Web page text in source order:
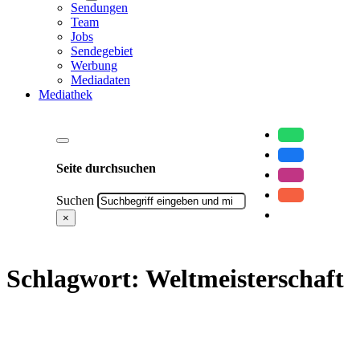
Sendungen
Team
Jobs
Sendegebiet
Werbung
Mediadaten
Mediathek
Seite durchsuchen
Suchen
×
Schlagwort: Weltmeisterschaft